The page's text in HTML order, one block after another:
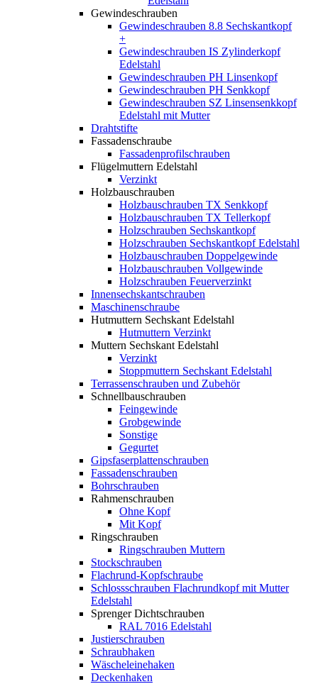
Gewindeschrauben
Gewindeschrauben 8.8 Sechskantkopf
+
Gewindeschrauben IS Zylinderkopf
Edelstahl
Gewindeschrauben PH Linsenkopf
Gewindeschrauben PH Senkkopf
Gewindeschrauben SZ Linsensenkkopf
Edelstahl mit Mutter
Drahtstifte
Fassadenschraube
Fassadenprofilschrauben
Flügelmuttern Edelstahl
Verzinkt
Holzbauschrauben
Holzbauschrauben TX Senkkopf
Holzbauschrauben TX Tellerkopf
Holzschrauben Sechskantkopf
Holzschrauben Sechskantkopf Edelstahl
Holzbauschrauben Doppelgewinde
Holzbauschrauben Vollgewinde
Holzschrauben Feuerverzinkt
Innensechskantschrauben
Maschinenschraube
Hutmuttern Sechskant Edelstahl
Hutmuttern Verzinkt
Muttern Sechskant Edelstahl
Verzinkt
Stoppmuttern Sechskant Edelstahl
Terrassenschrauben und Zubehör
Schnellbauschrauben
Feingewinde
Grobgewinde
Sonstige
Gegurtet
Gipsfaserplattenschrauben
Fassadenschrauben
Bohrschrauben
Rahmenschrauben
Ohne Kopf
Mit Kopf
Ringschrauben
Ringschrauben Muttern
Stockschrauben
Flachrund-Kopfschraube
Schlossschrauben Flachrundkopf mit Mutter
Edelstahl
Sprenger Dichtschrauben
RAL 7016 Edelstahl
Justierschrauben
Schraubhaken
Wäscheleinehaken
Deckenhaken